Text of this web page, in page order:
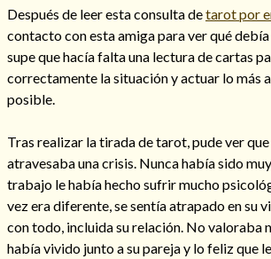
Después de leer esta consulta detarot por
contacto con esta amiga para ver qué debía
supe que hacía falta una lectura de cartas
correctamente la situación y actuar lo más
posible.
Tras realizar la tirada de tarot, pude ver
atravesaba una crisis. Nunca había sido
trabajo le había hecho sufrir mucho
vez era diferente, se sentía atrapado en su
con todo, incluida su relación. No valoraba
había vivido junto a su pareja y lo feliz que